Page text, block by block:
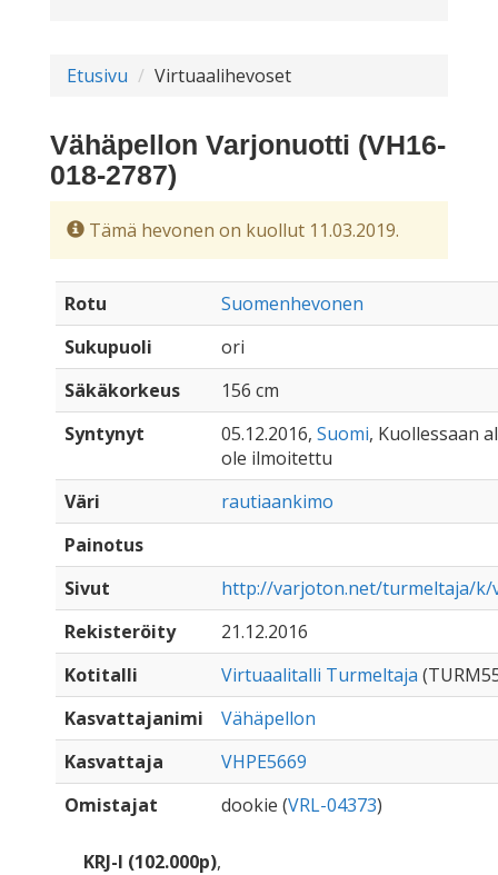
Etusivu Virtuaalihevoset
Vähäpellon Varjonuotti (VH16-
018-2787)
Tämä hevonen on kuollut 11.03.2019.
Rotu
Suomenhevonen
Sukupuoli
ori
Säkäkorkeus
156 cm
Syntynyt
05.12.2016, Suomi, Kuollessaan
ole ilmoitettu
Väri
rautiaankimo
Painotus
Sivut
http://varjoton.net/turmeltaja/
Rekisteröity
21.12.2016
Kotitalli
Virtuaalitalli Turmeltaja
Kasvattajanimi
Vähäpellon
Kasvattaja
VHPE5669
Omistajat
dookie (VRL-04373)
KRJ-I (102.000p),